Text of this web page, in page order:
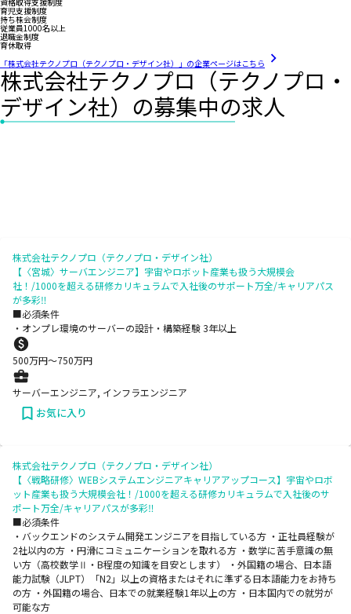
育児支援制度
持ち株会制度
従業員1000名以上
退職金制度
育休取得
「株式会社テクノプロ（テクノプロ・デザイン社）」の企業ページはこちら
株式会社テクノプロ（テクノプロ・
デザイン社）の募集中の求人
株式会社テクノプロ（テクノプロ・デザイン社）
【〈宮城〉サーバエンジニア】宇宙やロボット産業も扱う大規模会
社！/1000を超える研修カリキュラムで入社後のサポート万全/キャリアパス
が多彩‼
■必須条件
・オンプレ環境のサーバーの設計・構築経験 3年以上
500万円〜750万円
サーバーエンジニア, インフラエンジニア
お気に入り
株式会社テクノプロ（テクノプロ・デザイン社）
【〈戦略研修〉WEBシステムエンジニアキャリアアップコース】宇宙やロボ
ット産業も扱う大規模会社！/1000を超える研修カリキュラムで入社後のサ
ポート万全/キャリアパスが多彩‼
■必須条件
・バックエンドのシステム開発エンジニアを目指している方 ・正社員経験が
2社以内の方 ・円滑にコミュニケーションを取れる方 ・数学に苦手意識の無
い方（高校数学Ⅱ・B程度の知識を目安とします） ・外国籍の場合、日本語
能力試験（JLPT）「N2」以上の資格またはそれに準ずる日本語能力をお持ち
の方 ・外国籍の場合、日本での就業経験1年以上の方 ・日本国内での就労が
可能な方